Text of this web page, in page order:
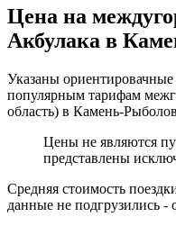
Цена на
Акбулака в
Указаны
популярным тарифам
область) в Камень-
Цены не являются
представлены
Средняя стоимость
данные не подгрузились -